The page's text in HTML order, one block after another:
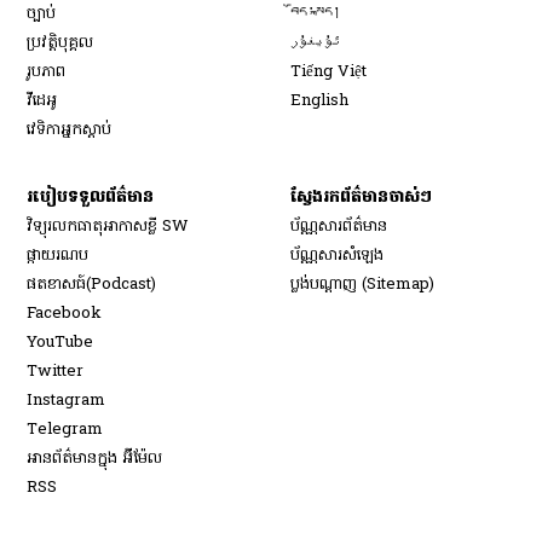
ច្បាប់
ប្រវត្តិបុគ្គល
រូបភាព
វីដេអូ
វេទិកា​អ្នក​ស្ដាប់
བོད་སྐད།
ئۇيغۇر
Tiếng Việt
English
របៀប​ទទួល​ព័ត៌មាន​
វិទ្យុ​រលក​ធាតុអាកាស​ខ្លី SW
​ផ្កាយ​រណប
​ផតខាសធ៍(Podcast)
Facebook
YouTube
Twitter
Instagram
Telegram
អានព័ត៌មានក្នុង អ៊ីម៉ែល
RSS
ស្វែងរកព័ត៌មានចាស់ៗ
ប័ណ្ណសារ​ព័ត៌មាន​
ប័ណ្ណសារ​សំឡេង
ប្លង់បណ្តាញ (Sitemap)